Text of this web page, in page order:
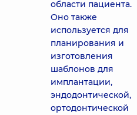
области пациента.
Оно также
используется для
планирования и
изготовления
шаблонов для
имплантации,
эндодонтической,
ортодонтической